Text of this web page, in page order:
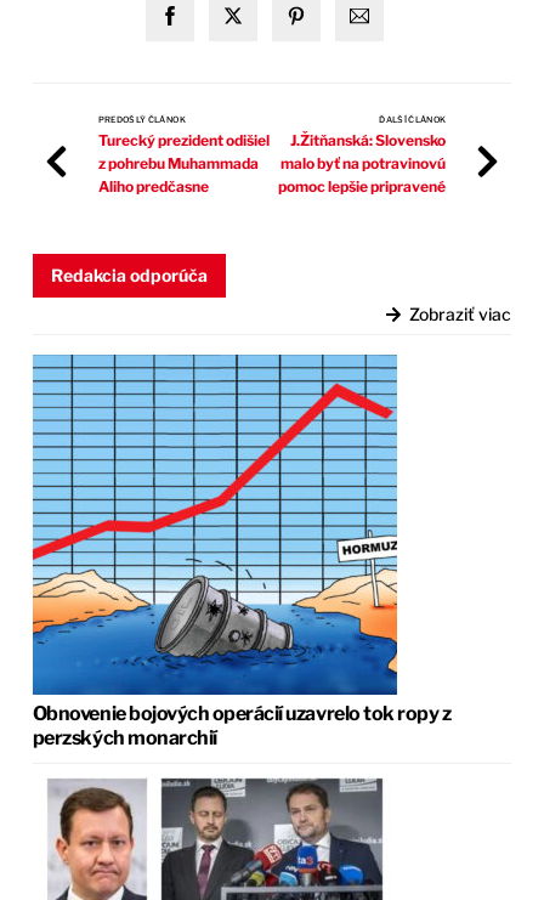
PREDOŠLÝ ČLÁNOK
Turecký prezident odišiel
z pohrebu Muhammada
Aliho predčasne
ĎALŠÍ ČLÁNOK
J.Žitňanská: Slovensko
malo byť na potravinovú
pomoc lepšie pripravené
Redakcia odporúča
Zobraziť viac
Obnovenie bojových operácií uzavrelo tok ropy z
perzských monarchií